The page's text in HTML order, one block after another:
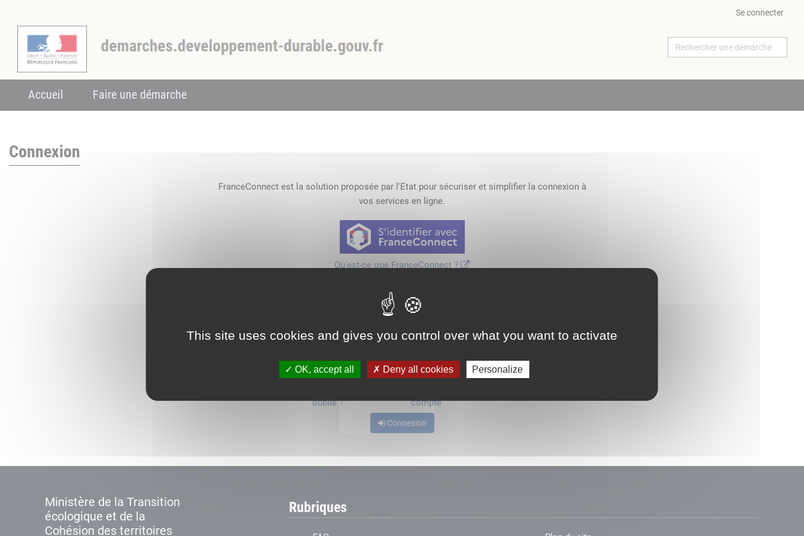
This site uses cookies and gives you control over what you want to activate
OK, accept all Deny all cookies Personalize
Se connecter
Accueil Faire une démarche
Connexion
FranceConnect est la solution proposée par l'Etat pour sécuriser et simplifier la connexion à
vos services en ligne.
Qu'est-ce que FranceConnect ?
oublié ?
compte
Connexion
Ministère de la Transition
écologique et de la
Cohésion des territoires
Rubriques